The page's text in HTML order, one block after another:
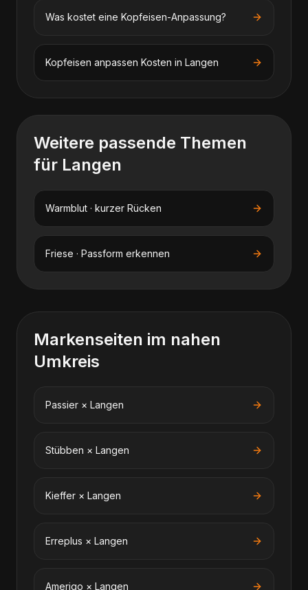
Was kostet eine Kopfeisen-Anpassung?
Kopfeisen anpassen Kosten in Langen
Weitere passende Themen
für Langen
Warmblut · kurzer Rücken
Friese · Passform erkennen
Markenseiten im nahen
Umkreis
Passier × Langen
Stübben × Langen
Kieffer × Langen
Erreplus × Langen
Amerigo × Langen